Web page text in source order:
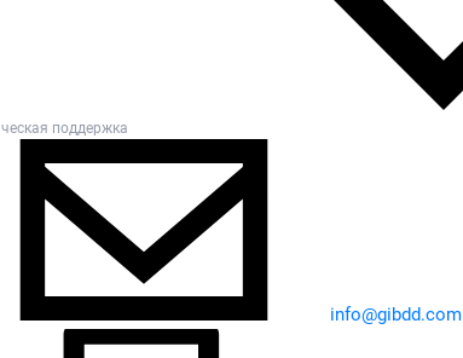
поддержка
info@gibdd.com